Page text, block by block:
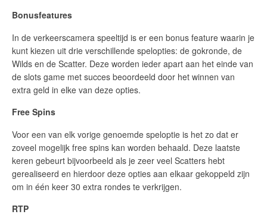
Bonusfeatures
In de verkeerscamera speeltijd is er een bonus feature waarin je
kunt kiezen uit drie verschillende spelopties: de gokronde, de
Wilds en de Scatter. Deze worden ieder apart aan het einde van
de slots game met succes beoordeeld door het winnen van
extra geld in elke van deze opties.
Free Spins
Voor een van elk vorige genoemde speloptie is het zo dat er
zoveel mogelijk free spins kan worden behaald. Deze laatste
keren gebeurt bijvoorbeeld als je zeer veel Scatters hebt
gerealiseerd en hierdoor deze opties aan elkaar gekoppeld zijn
om in één keer 30 extra rondes te verkrijgen.
RTP